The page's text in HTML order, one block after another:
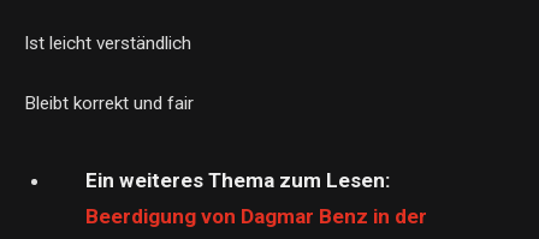
Ist leicht verständlich
Bleibt korrekt und fair
Ein weiteres Thema zum Lesen:
Beerdigung von Dagmar Benz in der